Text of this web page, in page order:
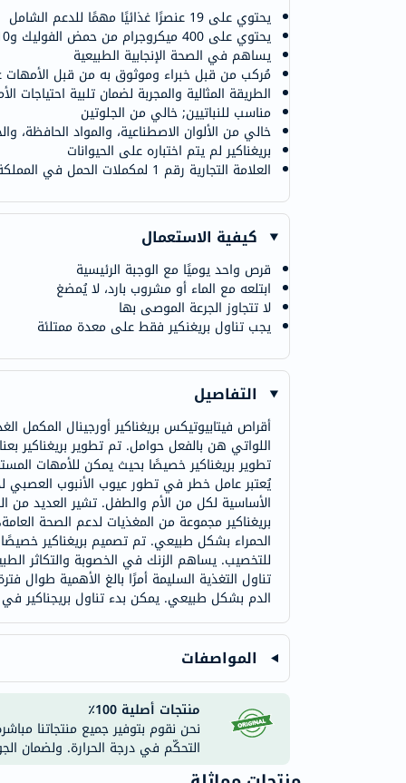
يحتوي على 19 عنصرًا غذائيًا مهمًا للدعم الشامل
يحتوي على 400 ميكروجرام من حمض الفوليك و10 ميكروجرام من فيتامين د
يساهم في الصحة الإنجابية الطبيعية
مُركب من قبل خبراء وموثوق به من قبل الأمهات
الطريقة المثالية والمجربة لضمان تلبية احتياجات
مناسب للنباتيين; خالي من الجلوتين
خالي من الألوان الاصطناعية، والمواد الحافظة،
بريغناكير لم يتم اختباره على الحيوانات
العلامة التجارية رقم 1 لمكملات الحمل في المملكة المتحدة
كيفية الاستعمال
قرص واحد يوميًا مع الوجبة الرئيسية
ابتلعه مع الماء أو مشروب بارد، لا يُمضغ
لا تتجاوز الجرعة الموصى بها
يجب تناول بريغنكير فقط على معدة ممتلئة
التفاصيل
أقراص فيتابيوتيكس بريغناكير أورجينال
اللواتي هن بالفعل حوامل. تم تطوير بريغناكير
تطوير بريغناكير خصيصًا بحيث يمكن للأمهات
الأساسية لكل من الأم والطفل. تشير العديد من
الدم بشكل طبيعي. يمكن بدء تناول بريجناكير
المواصفات
منتجات أصلية 100٪
نحن نقوم بتوفير جميع منتجاتنا
التحكّم في درجة الحرارة. ولضمان